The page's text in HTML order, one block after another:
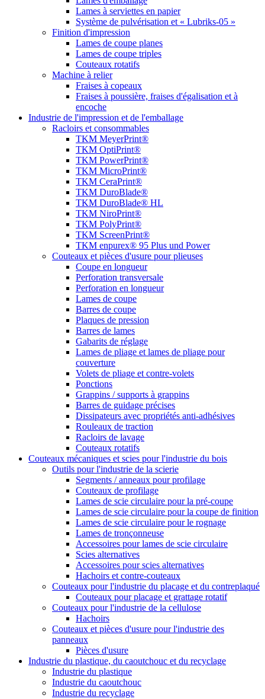
Lames à serviettes en papier
Système de pulvérisation et « Lubriks-05 »
Finition d'impression
Lames de coupe planes
Lames de coupe triples
Couteaux rotatifs
Machine à relier
Fraises à copeaux
Fraises à poussière, fraises d'égalisation et à
encoche
Industrie de l'impression et de l'emballage
Racloirs et consommables
TKM MeyerPrint®
TKM OptiPrint®
TKM PowerPrint®
TKM MicroPrint®
TKM CeraPrint®
TKM DuroBlade®
TKM DuroBlade® HL
TKM NiroPrint®
TKM PolyPrint®
TKM ScreenPrint®
TKM enpurex® 95 Plus und Power
Couteaux et pièces d'usure pour plieuses
Coupe en longueur
Perforation transversale
Perforation en longueur
Lames de coupe
Barres de coupe
Plaques de pression
Barres de lames
Gabarits de réglage
Lames de pliage et lames de pliage pour
couverture
Volets de pliage et contre-volets
Ponctions
Grappins / supports à grappins
Barres de guidage précises
Dissipateurs avec propriétés anti-adhésives
Rouleaux de traction
Racloirs de lavage
Couteaux rotatifs
Couteaux mécaniques et scies pour l'industrie du bois
Outils pour l'industrie de la scierie
Segments / anneaux pour profilage
Couteaux de profilage
Lames de scie circulaire pour la pré-coupe
Lames de scie circulaire pour la coupe de finition
Lames de scie circulaire pour le rognage
Lames de tronçonneuse
Accessoires pour lames de scie circulaire
Scies alternatives
Accessoires pour scies alternatives
Hachoirs et contre-couteaux
Couteaux pour l'industrie du placage et du contreplaqué
Couteaux pour placage et grattage rotatif
Couteaux pour l'industrie de la cellulose
Hachoirs
Couteaux et pièces d'usure pour l'industrie des
panneaux
Pièces d'usure
Industrie du plastique, du caoutchouc et du recyclage
Industrie du plastique
Industrie du caoutchouc
Industrie du recyclage